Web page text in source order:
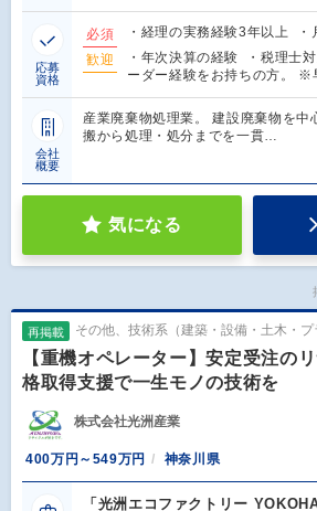
応募
資格
必須
・経理の実務経験3年以上 ・
歓迎
・年次決算の経験 ・税理士
ーダー経験をお持ちの方。 ※
会社
概要
産業廃棄物処理業。 建設廃棄物を中
搬から処理・処分までを一貫…
気になる
再掲載 その他、技術系（建築・設備・土木・プ
【重機オペレーター】安定受注の
格取得支援で一生モノの技術を
株式会社光洲産業
400万円～549万円 神奈川県
「光洲エコファクトリー